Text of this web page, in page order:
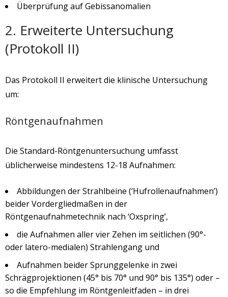
Überprüfung auf Gebissanomalien
2. Erweiterte Untersuchung
(Protokoll II)
Das Protokoll II erweitert die klinische Untersuchung
um:
Röntgenaufnahmen
Die Standard-Röntgenuntersuchung umfasst
üblicherweise mindestens 12-18 Aufnahmen:
Abbildungen der Strahlbeine (‘Hufrollenaufnahmen’)
beider Vordergliedmaßen in der
Röntgenaufnahmetechnik nach ‘Oxspring’,
die Aufnahmen aller vier Zehen im seitlichen (90°-
oder latero-medialen) Strahlengang und
Aufnahmen beider Sprunggelenke in zwei
Schrägprojektionen (45° bis 70° und 90° bis 135°) oder –
so die Empfehlung im Röntgenleitfaden – in drei